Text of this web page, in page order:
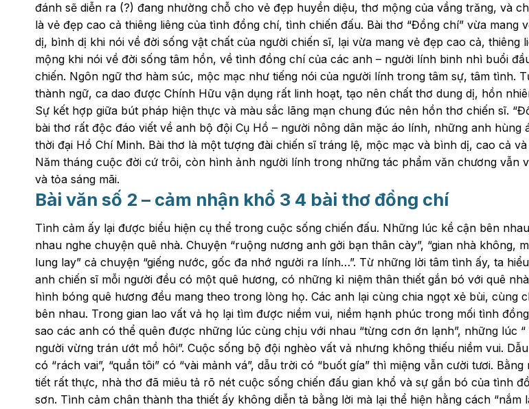
đánh sẽ diễn ra (?) đang nhường chỗ cho vẻ đẹp huyền diệu, thơ mộng của vầng trăng, và
là vẻ đẹp cao cả thiêng liêng của tình đồng chí, tình chiến đấu. Bài thơ “Đồng chí” vừa mang
dị, bình dị khi nói về đời sống vật chất của người chiến sĩ, lại vừa mang vẻ đẹp cao cả, thiêng
mộng khi nói về đời sống tâm hồn, về tình đồng chí của các anh – người lính binh nhì buổi
chiến. Ngôn ngữ thơ hàm súc, mộc mạc như tiếng nói của người lính trong tâm sự, tâm tình.
thành ngữ, ca dao được Chính Hữu vận dụng rất linh hoạt, tạo nên chất thơ dung dị, hồn
Sự kết hợp giữa bút pháp hiện thực và màu sắc lãng mạn chung đúc nên hồn thơ chiến sĩ.
bài thơ rất độc đáo viết về anh bộ đội Cụ Hồ – người nông dân mặc áo lính, những anh hùng
thời đại Hồ Chí Minh. Bài thơ là một tượng đài chiến sĩ tráng lệ, mộc mạc và bình dị, cao cả và
Năm tháng cuộc đời cứ trôi, còn hình ảnh người lính trong những tác phẩm văn chương vẫn
và tỏa sáng mãi.
Bài văn số 2 – cảm nhận khổ 3 4 bài thơ đồng chí
Tình cảm ấy lại được biểu hiện cụ thể trong cuộc sống chiến đấu. Những lúc kề cận bên
nhau nghe chuyện quê nhà. Chuyện “ruộng nương anh gởi bạn thân cày”, “gian nhà không,
lung lay” cả chuyện “giếng nước, gốc đa nhớ người ra lính…”. Từ những lời tâm tình ấy, ta
anh chiến sĩ mỗi người đều có một quê hương, có những kỉ niệm thân thiết gắn bó với quê
hình bóng quê hương đều mang theo trong lòng họ. Các anh lại cùng chia ngọt xẻ bùi, cùng
bên nhau. Trong gian lao vất vả họ lại tìm được niềm vui, niềm hạnh phúc trong mối tình
sao các anh có thể quên được những lúc cùng chịu với nhau “từng cơn ớn lạnh”, những lúc
người vừng trán ướt mồ hôi”. Cuộc sống bộ đội nghèo vất vả nhưng không thiếu niềm vui. Dẫu
có “rách vai”, “quần tôi” có “vài mảnh vá”, dẫu trời có “buốt gía” thì miệng vẫn cười tươi.
tiết rất thực, nhà thơ đã miêu tả rõ nét cuộc sống chiến đấu gian khổ và sự gắn bó của tình
sơn. Tình cảm chân thành tha thiết ấy không diễn tả bằng lời mà lại thể hiện hằng cách “nắm